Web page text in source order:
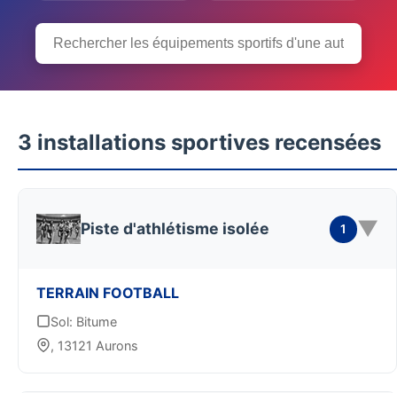
3 installations sportives recensées
Piste d'athlétisme isolée 1 ▼
TERRAIN FOOTBALL
Sol: Bitume
, 13121 Aurons